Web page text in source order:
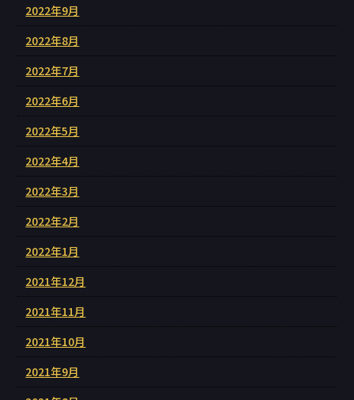
2022年9月
2022年8月
2022年7月
2022年6月
2022年5月
2022年4月
2022年3月
2022年2月
2022年1月
2021年12月
2021年11月
2021年10月
2021年9月